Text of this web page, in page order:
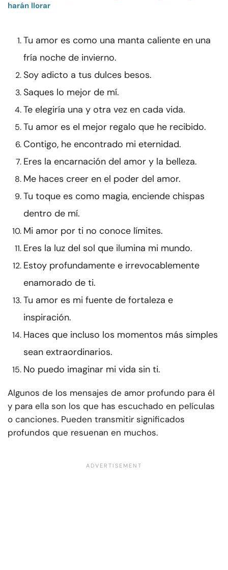
harán llorar
Tu amor es como una manta caliente en una
fría noche de invierno.
Soy adicto a tus dulces besos.
Saques lo mejor de mí.
Te elegiría una y otra vez en cada vida.
Tu amor es el mejor regalo que he recibido.
Contigo, he encontrado mi eternidad.
Eres la encarnación del amor y la belleza.
Me haces creer en el poder del amor.
Tu toque es como magia, enciende chispas
dentro de mí.
Mi amor por ti no conoce límites.
Eres la luz del sol que ilumina mi mundo.
Estoy profundamente e irrevocablemente
enamorado de ti.
Tu amor es mi fuente de fortaleza e
inspiración.
Haces que incluso los momentos más simples
sean extraordinarios.
No puedo imaginar mi vida sin ti.
Algunos de los mensajes de amor profundo para él
y para ella son los que has escuchado en películas
o canciones. Pueden transmitir significados
profundos que resuenan en muchos.